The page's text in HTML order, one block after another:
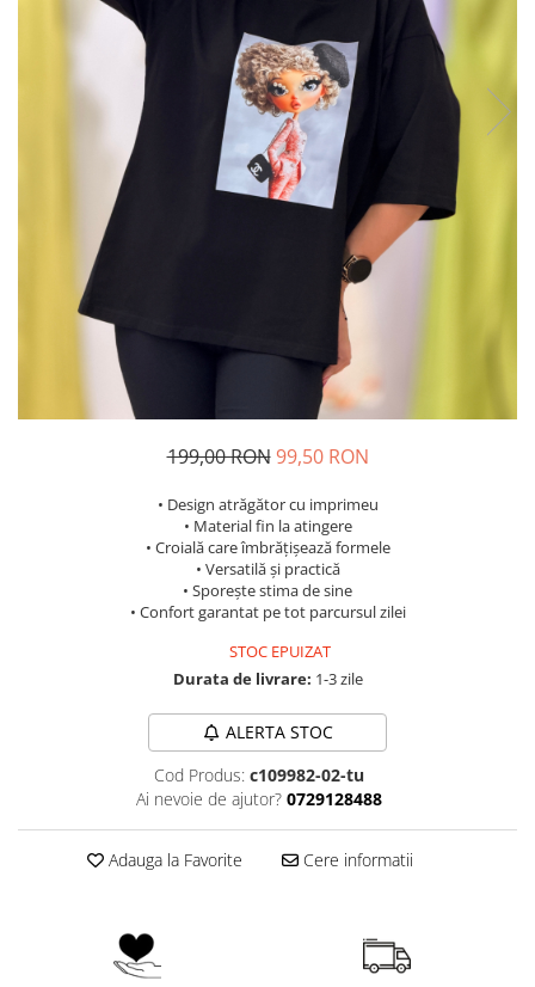
Costume de baie
199,00 RON 99,50 RON
• Design atrăgător cu imprimeu
• Material fin la atingere
• Croială care îmbrățișează formele
• Versatilă și practică
• Sporește stima de sine
• Confort garantat pe tot parcursul zilei
STOC EPUIZAT
Durata de livrare: 1-3 zile
ALERTA STOC
Cod Produs: c109982-02-tu
Ai nevoie de ajutor? 0729128488
Adauga la Favorite Cere informatii